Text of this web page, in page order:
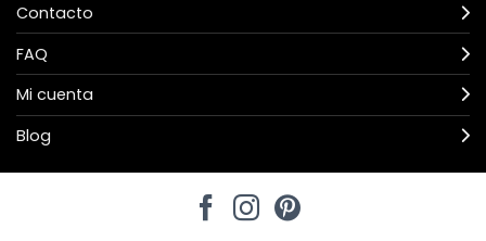
Contacto
FAQ
Mi cuenta
Blog